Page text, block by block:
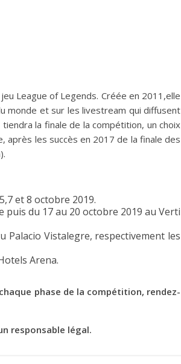
League of Legends. Créée en 2011,elle
monde et sur les livestream qui diffusent
tiendra la finale de la compétition, un choix
après les succès en 2017 de la finale des
et 8 octobre 2019.
du 17 au 20 octobre 2019 au Verti
Palacio Vistalegre, respectivement les
Arena.
phase de la compétition, rendez-
responsable légal.